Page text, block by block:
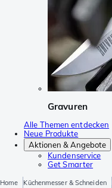
Gravuren
Alle Themen entdecken
Neue Produkte
Aktionen & Angebote
Kundenservice
Get Smarter
Home Küchenmesser & Schneiden